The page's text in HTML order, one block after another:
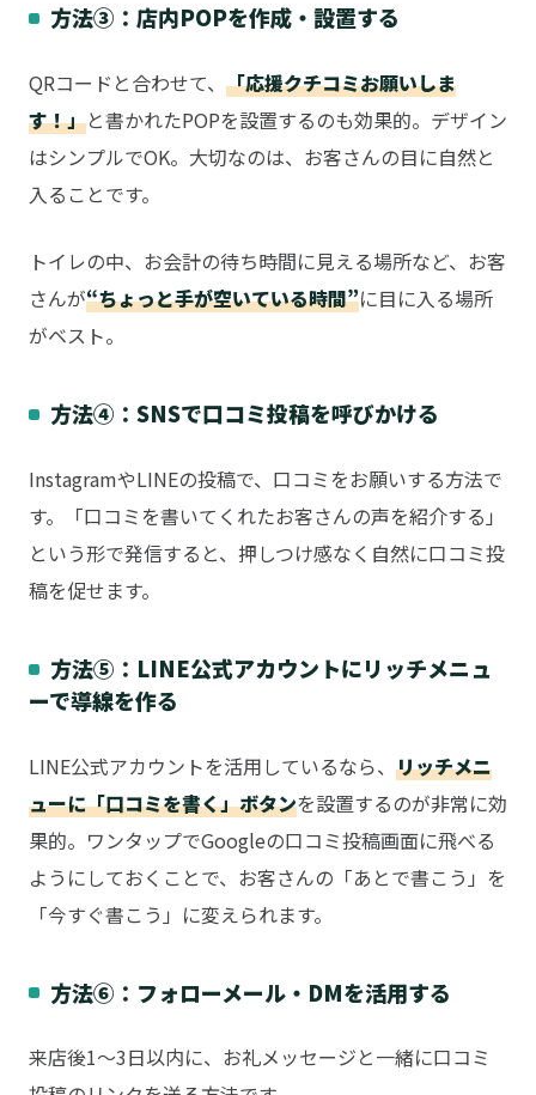
方法③：店内POPを作成・設置する
QRコードと合わせて、 「応援クチコミお願いしま
す！」と書かれたPOPを設置するのも効果的。デザイン
はシンプルでOK。大切なのは、お客さんの目に自然と
入ることです。
トイレの中、お会計の待ち時間に見える場所など、お客
さんが“ちょっと手が空いている時間”に目に入る場所
がベスト。
方法④：SNSで口コミ投稿を呼びかける
InstagramやLINEの投稿で、口コミをお願いする方法で
す。「口コミを書いてくれたお客さんの声を紹介する」
という形で発信すると、押しつけ感なく自然に口コミ投
稿を促せます。
方法⑤：LINE公式アカウントにリッチメニュ
ーで導線を作る
LINE公式アカウントを活用しているなら、 リッチメニ
ューに「口コミを書く」ボタンを設置するのが非常に効
果的。ワンタップでGoogleの口コミ投稿画面に飛べる
ようにしておくことで、お客さんの「あとで書こう」を
「今すぐ書こう」に変えられます。
方法⑥：フォローメール・DMを活用する
来店後1〜3日以内に、お礼メッセージと一緒に口コミ